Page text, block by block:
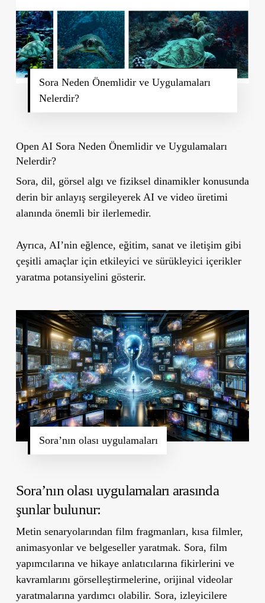
Sora Neden Önemlidir ve Uygulamaları
Nelerdir?
Open AI Sora Neden Önemlidir ve Uygulamaları
Nelerdir?
Sora, dil, görsel algı ve fiziksel dinamikler konusunda
derin bir anlayış sergileyerek AI ve video üretimi
alanında önemli bir ilerlemedir.
Ayrıca, AI’nin eğlence, eğitim, sanat ve iletişim gibi
çeşitli amaçlar için etkileyici ve sürükleyici içerikler
yaratma potansiyelini gösterir.
Sora’nın olası uygulamaları
Sora’nın olası uygulamaları arasında
şunlar bulunur:
Metin senaryolarından film fragmanları, kısa filmler,
animasyonlar ve belgeseller yaratmak. Sora, film
yapımcılarına ve hikaye anlatıcılarına fikirlerini ve
kavramlarını görselleştirmelerine, orijinal videolar
yaratmalarına yardımcı olabilir. Sora, izleyicilere